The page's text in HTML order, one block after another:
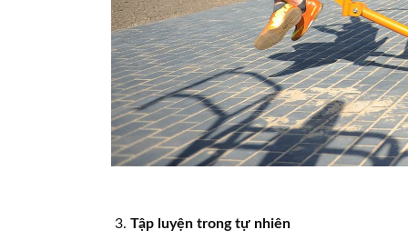
Tập luyện trong tự nhiên